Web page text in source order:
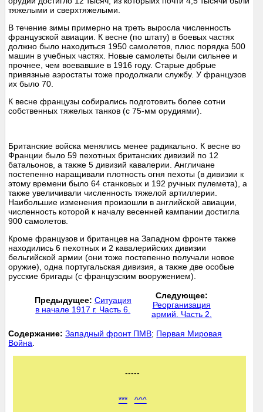
тяжелыми и сверхтяжелыми.
В течение зимы примерно на треть выросла численность
французской авиации. К весне (по штату) в боевых частях
должно было находиться 1950 самолетов, плюс порядка 500
машин в учебных частях. Новые самолеты были сильнее и
прочнее, чем воевавшие в 1916 году. Старые добрые
привязные аэростаты тоже продолжали службу. У французов
их было 70.
К весне французы собирались подготовить более сотни
собственных тяжелых танков (с 75-мм орудиями).
Британские войска менялись менее радикально. К весне во
Франции было 59 пехотных британских дивизий по 12
батальонов, а также 5 дивизий кавалерии. Англичане
постепенно наращивали плотность огня пехоты (в дивизии к
этому времени было 64 станковых и 192 ручных пулемета), а
также увеличивали численность тяжелой артиллерии.
Наибольшие изменения произошли в английской авиации,
численность которой к началу весенней кампании достигла
900 самолетов.
Кроме французов и британцев на Западном фронте также
находились 6 пехотных и 2 кавалерийских дивизии
бельгийской армии (они тоже постепенно получали новое
оружие), одна португальская дивизия, а также две особые
русские бригады (с французским вооружением).
Предыдущее: Ситуация
в начале 1917 г. Часть 6.
Следующее:
Реорганизация
армий. Часть 2.
Cодержание: Западный фронт ПМВ; Первая Мировая
Война
-----
*** ^^^